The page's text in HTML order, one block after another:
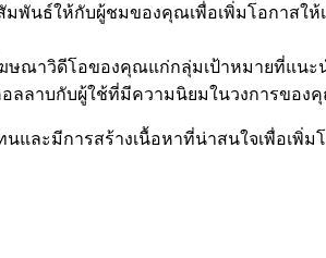
พันธ์ให้กับผู้ชมของคุณเพื่อเพิ่มโอกาสให้
ณาวิดีโอของคุณแก่กลุ่มเป้าหมายที่แนะ
อลลาบกับผู้ใช้ที่มีความนิยมในวงการของ
และมีการสร้างเนื้อหาที่น่าสนใจเพื่อเพิ่ม